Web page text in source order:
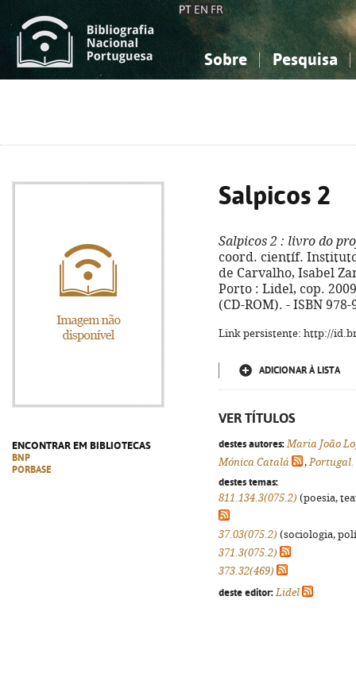
PT EN FR
Sobre Pesquisa
ENCONTRAR EM BIBLIOTECAS
BNP
PORBASE
Salpicos 2
Salpicos 2 : livro do
coord. científ.
de Carvalho, Isabel
Porto : Lidel, cop.
(CD-ROM). - ISBN
Link persistente: http://
ADICIONAR À LISTA
VER TÍTULOS
destes autores: Maria João
Mónica Catalá
,Portugal.
destes temas:
811.134.3(075.2) (poesia,
37.03(075.2) (sociologia,
371.3(075.2)
373.32(469)
deste editor: Lidel